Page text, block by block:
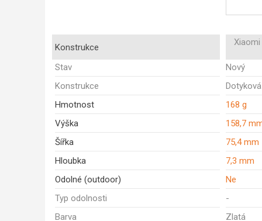
Konstrukce
Stav
Nový
Konstrukce
Dotyková
Hmotnost
168 g
Výška
158,7
Šířka
75,4 mm
Hloubka
7,3 mm
Odolné (outdoor)
Ne
Typ odolnosti
-
Barva
Zlatá